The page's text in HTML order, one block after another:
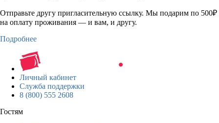
Отправьте другу пригласительную ссылку. Мы подарим по 500₽
на оплату проживания — и вам, и другу.
Подробнее
Личный кабинет
Служба поддержки
8 (800) 555 2608
Гостям